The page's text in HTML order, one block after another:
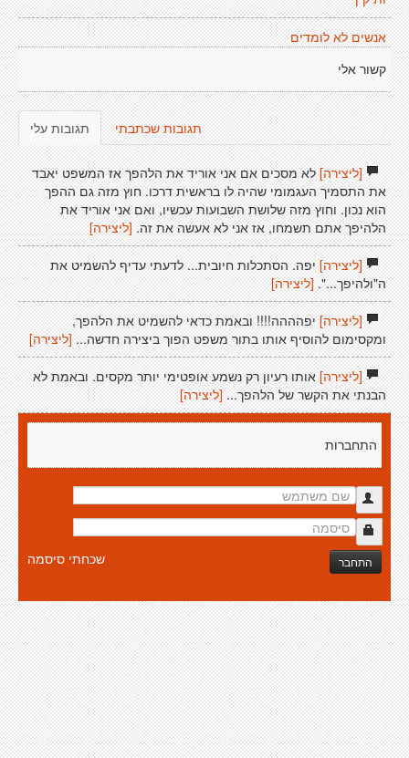
אנשים לא לומדים
קשור אלי
תגובות עלי תגובות שכתבתי
[ליצירה]לא מסכים אם אני אוריד את הלהפך אז המשפט יאבד
את התסמיך העגמומי שהיה לו בראשית דרכו. חוץ מזה גם ההפך
הוא נכון. וחוץ מזה שלושת השבועות עכשיו, ואם אני אוריד את
הלהיפך אתם תשמחו, אז אני לא אעשה את זה. [ליצירה]
[ליצירה]יפה. הסתכלות חיובית... לדעתי עדיף להשמיט את
ה"ולהיפך...".[ליצירה]
[ליצירה]יפהההה!!!! ובאמת כדאי להשמיט את הלהפך,
ומקסימום להוסיף אותו בתור משפט הפוך ביצירה חדשה... [ליצירה]
[ליצירה]אותו רעיון רק נשמע אופטימי יותר מקסים. ובאמת לא
הבנתי את הקשר של הלהפך... [ליצירה]
התחברות
התחבר שכחתי סיסמה